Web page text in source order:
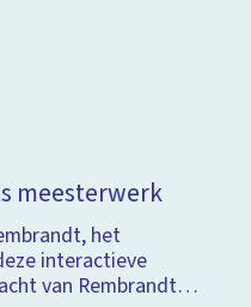
meesterwerk
het
interactieve
van Rembrandt.